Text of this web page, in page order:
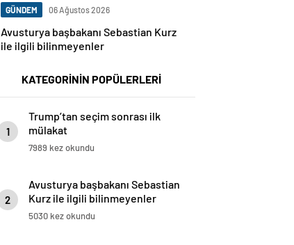
GÜNDEM 06 Ağustos 2026
Avusturya başbakanı Sebastian Kurz
ile ilgili bilinmeyenler
KATEGORİNİN POPÜLERLERİ
1
Trump’tan seçim sonrası ilk
mülakat
7989 kez okundu
2
Avusturya başbakanı Sebastian
Kurz ile ilgili bilinmeyenler
5030 kez okundu